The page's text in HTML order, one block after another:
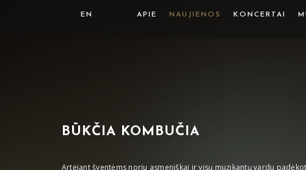
EN APIE NAUJIENOS KONCERTAI
BŪKČIA KOMBUČIA
Artėjant šventėms noriu asmeniškai ir visų muzikantų vardu